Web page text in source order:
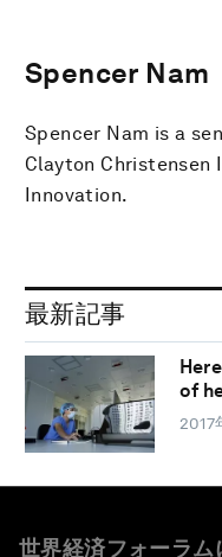
Spencer Nam
Spencer Nam is a
Clayton
Innovation.
最新記事
of
2017
世界経済フォーラム